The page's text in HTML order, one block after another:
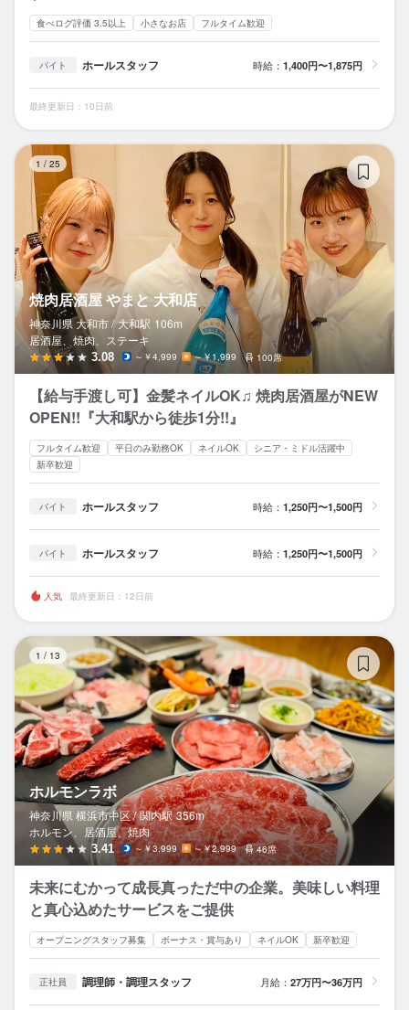
食べログ評価 3.5以上 小さなお店 フルタイム歓迎
バイト ホールスタッフ 時給： 1,400円〜1,875円
最終更新日：10日前
1 / 25
焼肉居酒屋 やまと 大和店
神奈川県 大和市 / 大和駅 106m
居酒屋、焼肉、ステーキ
3.08 ～￥4,999 ～￥1,999 100席
【給与手渡し可】金髪ネイルOK♫ 焼肉居酒屋がNEW
OPEN!!『大和駅から徒歩1分!!』
フルタイム歓迎 平日のみ勤務OK ネイルOK
シニア・ミドル活躍中
新卒歓迎
バイト ホールスタッフ 時給： 1,250円〜1,500円
バイト ホールスタッフ 時給： 1,250円〜1,500円
人気 最終更新日：12日前
1 / 13
ホルモンラボ
神奈川県 横浜市中区 / 関内駅 356m
ホルモン、居酒屋、焼肉
3.41 ～￥3,999 ～￥2,999 46席
未来にむかって成長真っただ中の企業。美味しい料理
と真心込めたサービスをご提供
オープニングスタッフ募集 ボーナス・賞与あり ネイルOK 新卒歓迎
正社員 調理師・調理スタッフ 月給： 27万円〜36万円